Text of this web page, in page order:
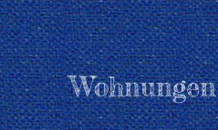
Wohnungen